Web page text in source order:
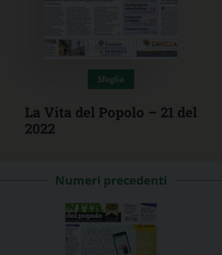
Sfoglia
La Vita del Popolo – 21 del
2022
Numeri precedenti